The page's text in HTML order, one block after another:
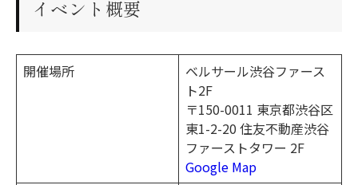
イベント概要
開催場所
ベルサール渋谷ファース
ト2F
〒150-0011 東京都渋谷区
東1-2-20 住友不動産渋谷
ファーストタワー 2F
Google Map